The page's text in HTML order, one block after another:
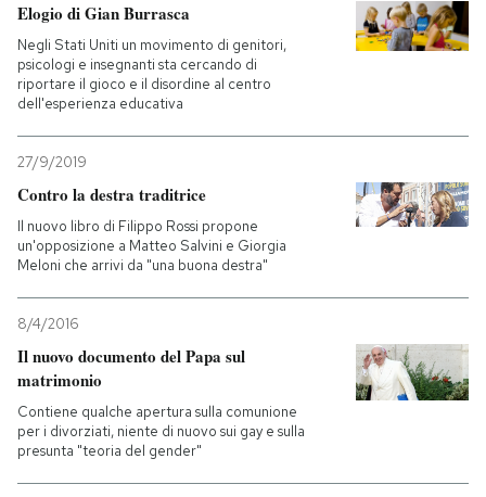
Elogio di Gian Burrasca
Negli Stati Uniti un movimento di genitori,
psicologi e insegnanti sta cercando di
riportare il gioco e il disordine al centro
dell'esperienza educativa
27/9/2019
Contro la destra traditrice
Il nuovo libro di Filippo Rossi propone
un'opposizione a Matteo Salvini e Giorgia
Meloni che arrivi da "una buona destra"
8/4/2016
Il nuovo documento del Papa sul
matrimonio
Contiene qualche apertura sulla comunione
per i divorziati, niente di nuovo sui gay e sulla
presunta "teoria del gender"